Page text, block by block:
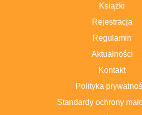
Książki
Rejestracja
Regulamin
Aktualności
Kontakt
Polityka
Standardy ochrony